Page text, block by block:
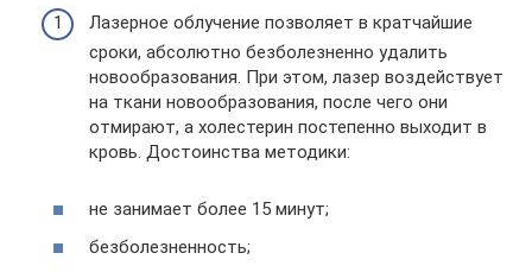
Лазерное облучение позволяет в кратчайшие
сроки, абсолютно безболезненно удалить
новообразования. При этом, лазер воздействует
на ткани новообразования, после чего они
отмирают, а холестерин постепенно выходит в
кровь. Достоинства методики:
не занимает более 15 минут;
безболезненность;